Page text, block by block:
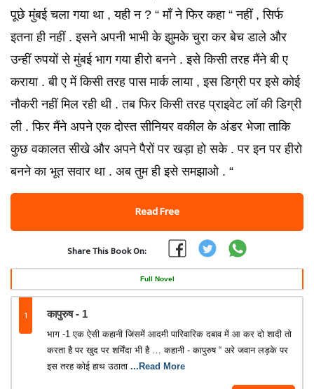
पूछे मुंबई चला गया था , यही न ? “ माँ ने फिर कहा “ नहीं , सिर्फ
इतना ही नहीं . इसने अपनी भाभी के झुमके चुरा कर बेच डाले और
उन्हीं रुपयों से मुंबई भाग गया हीरो बनने . इसे किसी तरह मैंने बी ए
कराया . बी ए में किसी तरह पास मार्क लाया , इस डिग्री पर इसे कोई
नौकरी नहीं मिल रही थी . तब फिर किसी तरह प्राइवेट लॉ की डिग्री
ली . फिर मैंने अपने एक दोस्त सीनियर वकील के अंडर भेजा ताकि
कुछ वकालत सीखे और अपने पैरों पर खड़ा हो सके . पर इन पर हीरो
बनने का भूत सवार था . अब तुम ही इसे समझाओ . “
Read Free
Share This Book On:
Full Novel
1 कापुरुष - 1
भाग -1 एक ऐसी कहानी जिसमें आदमी पारिवारिक दबाव में आ कर दो शादी तो
करता है पर खुद पर शर्मिंदा भी है … कहानी - कापुरुष “ अरे जवान लड़के पर
इस तरह कोई हाथ उठाता ...Read More